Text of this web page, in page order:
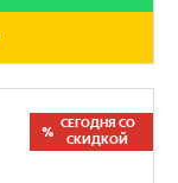
СЕГОДНЯ СО
СКИДКОЙ